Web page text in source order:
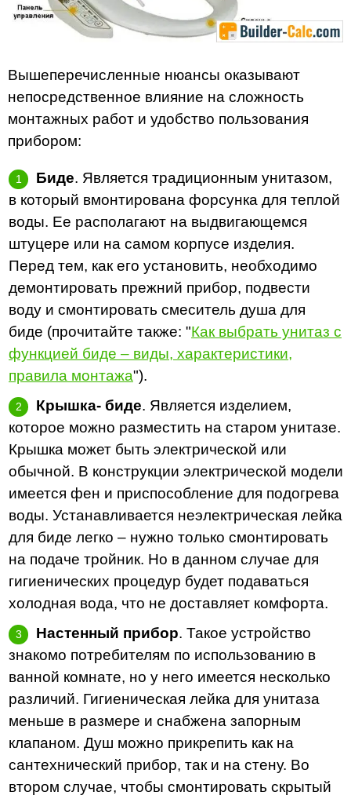
Вышеперечисленные нюансы оказывают
непосредственное влияние на сложность
монтажных работ и удобство пользования
прибором:
Биде. Является традиционным унитазом,
в который вмонтирована форсунка для теплой
воды. Ее располагают на выдвигающемся
штуцере или на самом корпусе изделия.
Перед тем, как его установить, необходимо
демонтировать прежний прибор, подвести
воду и смонтировать смеситель душа для
биде (прочитайте также: "Как выбрать унитаз с
функцией биде – виды, характеристики,
правила монтажа").
Крышка- биде. Является изделием,
которое можно разместить на старом унитазе.
Крышка может быть электрической или
обычной. В конструкции электрической модели
имеется фен и приспособление для подогрева
воды. Устанавливается неэлектрическая лейка
для биде легко – нужно только смонтировать
на подаче тройник. Но в данном случае для
гигиенических процедур будет подаваться
холодная вода, что не доставляет комфорта.
Настенный прибор. Такое устройство
знакомо потребителям по использованию в
ванной комнате, но у него имеется несколько
различий. Гигиеническая лейка для унитаза
меньше в размере и снабжена запорным
клапаном. Душ можно прикрепить как на
сантехнический прибор, так и на стену. Во
втором случае, чтобы смонтировать скрытый